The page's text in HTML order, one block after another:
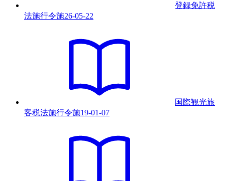
登録免許税
法施行令施26-05-22
国際観光旅
客税法施行令施19-01-07